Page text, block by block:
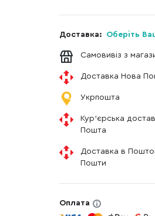
Доставка: Оберіть
Самовивіз з
Доставка Нова
Укрпошта
Кур'єрська
Пошта
Доставка в
Пошти
Оплата